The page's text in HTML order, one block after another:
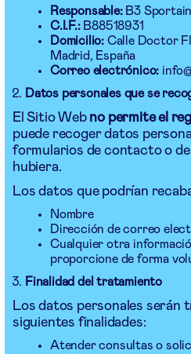
Responsable:B3
C.I.F.:B88518931
Domicilio: Calle Doctor
Madrid, España
Correo electrónico:
Datos personales que se
El Sitio Web no permite el
puede recoger datos
formularios de contacto o
hubiera.
Los datos que podrían
Nombre
Dirección de correo
Cualquier otra
proporcione de forma
Finalidad del tratamiento
Los datos personales serán
siguientes finalidades:
Atender consultas o